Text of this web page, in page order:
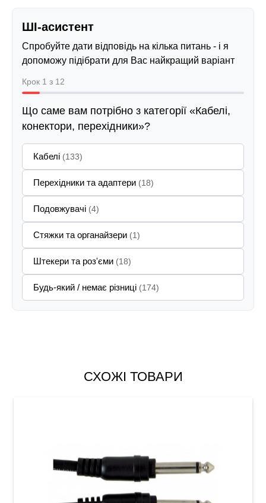
ШІ-асистент
Спробуйте дати відповідь на кілька питань - і я
допоможу підібрати для Вас найкращий варіант
Крок 1 з 12
Що саме вам потрібно з категорії «Кабелі,
конектори, перехідники»?
Кабелі (133)
Перехідники та адаптери (18)
Подовжувачі (4)
Стяжки та органайзери (1)
Штекери та роз'єми (18)
Будь-який / немає різниці (174)
СХОЖІ ТОВАРИ